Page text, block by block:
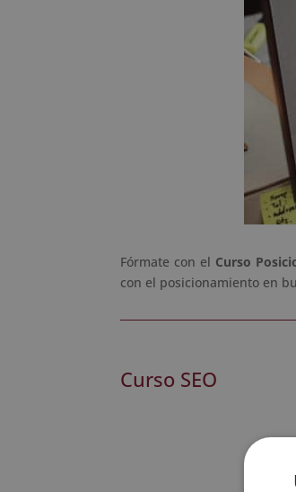
Fórmate con el Curso
con el posicionamiento en
Curso SEO